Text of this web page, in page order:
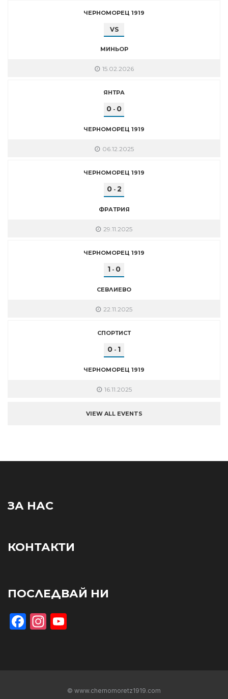
ЧЕРНОМОРЕЦ 1919
VS
МИНЬОР
15.02.2026
ЯНТРА
0 - 0
ЧЕРНОМОРЕЦ 1919
06.12.2025
ЧЕРНОМОРЕЦ 1919
0- 2
ФРАТРИЯ
29.11.2025
ЧЕРНОМОРЕЦ 1919
1 - 0
СЕВЛИЕВО
22.11.2025
СПОРТИСТ
0 - 1
ЧЕРНОМОРЕЦ 1919
16.11.2025
VIEW ALL EVENTS
ЗА НАС
КОНТАКТИ
ПОСЛЕДВАЙ НИ
Facebook
Instagram
© www.chernomoretz1919.com